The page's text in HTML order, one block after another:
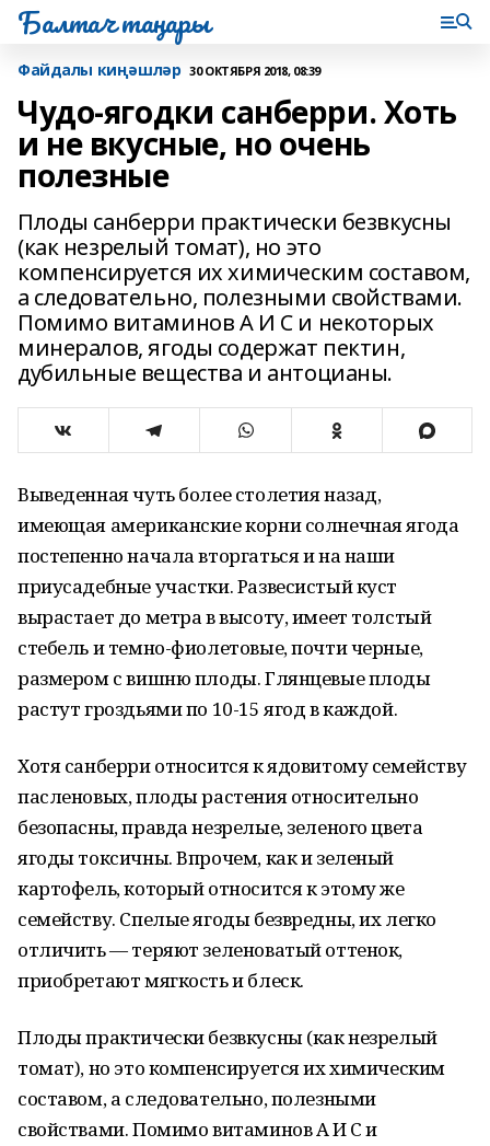
Балтач таңнары
Файдалы киңәшләр 30 ОКТЯБРЯ 2018, 08:39
Чудо-ягодки санберри. Хоть
и не вкусные, но очень
полезные
Плоды санберри практически безвкусны
(как незрелый томат), но это
компенсируется их химическим составом,
а следовательно, полезными свойствами.
Помимо витаминов А И С и некоторых
минералов, ягоды содержат пектин,
дубильные вещества и антоцианы.
Выведенная чуть более столетия назад,
имеющая американские корни солнечная ягода
постепенно начала вторгаться и на наши
приусадебные участки. Развесистый куст
вырастает до метра в высоту, имеет толстый
стебель и темно-фиолетовые, почти черные,
размером с вишню плоды. Глянцевые плоды
растут гроздьями по 10-15 ягод в каждой.
Хотя санберри относится к ядовитому семейству
пасленовых, плоды растения относительно
безопасны, правда незрелые, зеленого цвета
ягоды токсичны. Впрочем, как и зеленый
картофель, который относится к этому же
семейству. Спелые ягоды безвредны, их легко
отличить — теряют зеленоватый оттенок,
приобретают мягкость и блеск.
Плоды практически безвкусны (как незрелый
томат), но это компенсируется их химическим
составом, а следовательно, полезными
свойствами. Помимо витаминов А И С и